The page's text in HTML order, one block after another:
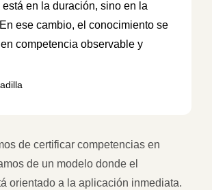
en la duración, sino en la
ese cambio, el conocimiento se
competencia observable y
de certificar competencias en
de un modelo donde el
orientado a la aplicación inmediata.